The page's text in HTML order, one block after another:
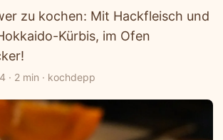
zu kochen: Mit Hackfleisch und
Kürbis, im Ofen
· 2 min · kochdepp